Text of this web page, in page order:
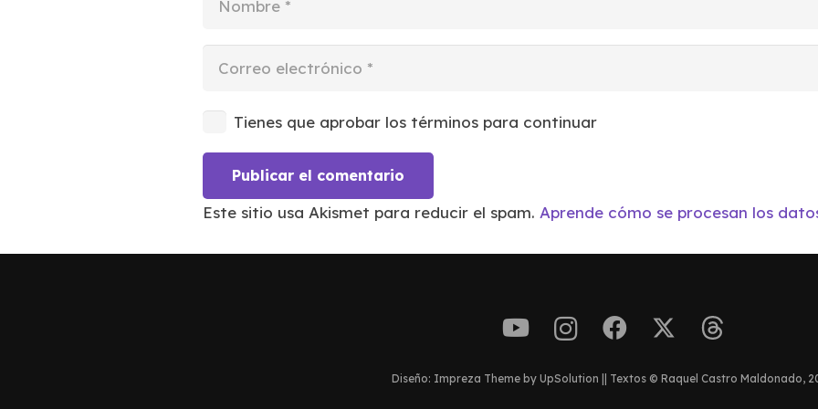
Tienes que aprobar los términos para continuar
Publicar el comentario
Este sitio usa Akismet para reducir el spam. Aprende cómo se procesan los
Diseño: Impreza Theme by UpSolution || Textos © Raquel Castro Maldonado,